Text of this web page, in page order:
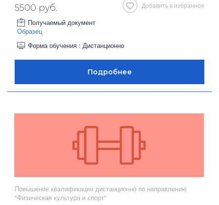
Добавить в избранное
5500 руб.
Получаемый документ
Образец
Форма обучения : Дистанционно
Повышение квалификации дистанционно по направлению
"Физическая культура и спорт"